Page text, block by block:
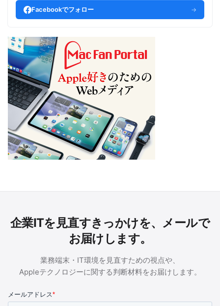
Facebookでフォロー →
企業ITを見直すきっかけを、メールで
お届けします。
業務端末・IT環境を見直すための視点や、
Appleテクノロジーに関する判断材料をお届けします。